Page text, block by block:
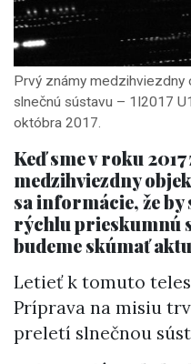
Prvý známy medzihviezdny
slnečnú sústavu – 1I2017 U1
októbra 2017.
Keď sme v roku
medzihviezdny
sa informácie, že
rýchlu prieskumnú
budeme skúmať
Letieť k tomuto
Príprava na misiu
preletí slnečnou